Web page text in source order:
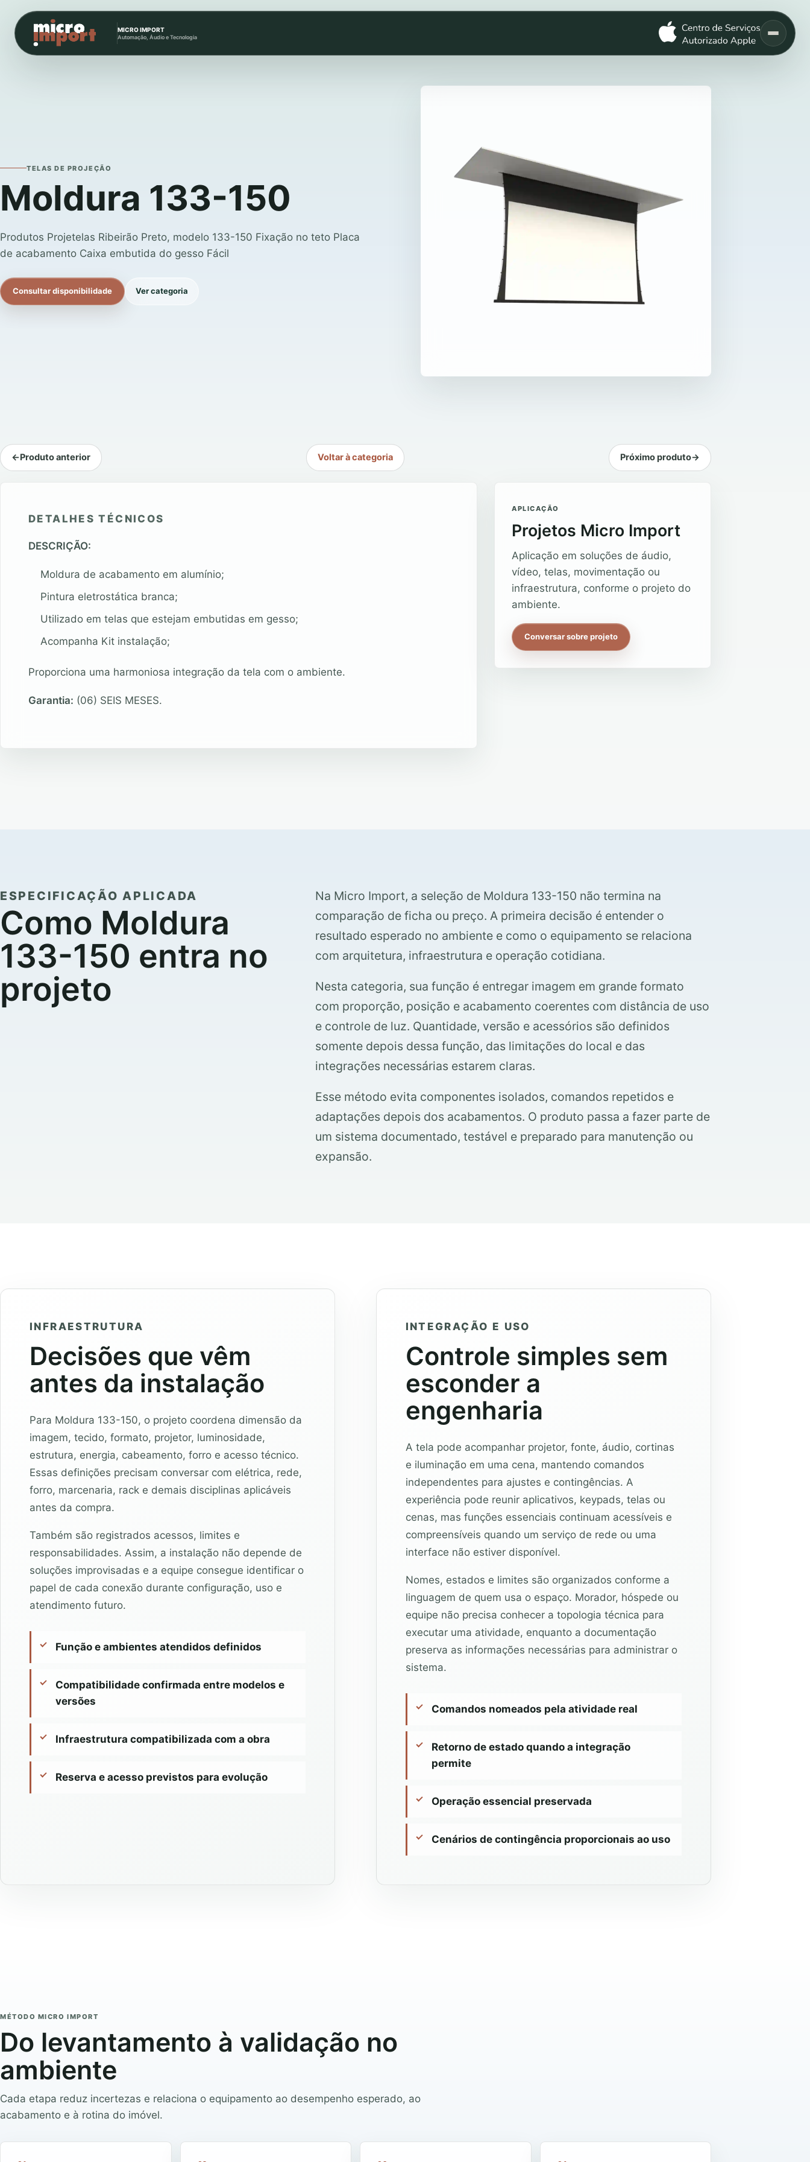
MICRO IMPORT
Automação, Áudio e Tecnologia
TELAS DE PROJEÇÃO
Moldura 133-150
Produtos Projetelas Ribeirão Preto, modelo 133-150 Fixação no teto Placa
de acabamento Caixa embutida do gesso Fácil
Consultar disponibilidade Ver categoria
←Produto anterior Voltar à categoria Próximo produto→
DETALHES TÉCNICOS
DESCRIÇÃO:
Moldura de acabamento em alumínio;
Pintura eletrostática branca;
Utilizado em telas que estejam embutidas em gesso;
Acompanha Kit instalação;
Proporciona uma harmoniosa integração da tela com o ambiente.
Garantia: (06) SEIS MESES.
APLICAÇÃO
Projetos Micro Import
Aplicação em soluções de áudio,
vídeo, telas, movimentação ou
infraestrutura, conforme o projeto do
ambiente.
Conversar sobre projeto
ESPECIFICAÇÃO APLICADA
Como Moldura
133-150 entra no
projeto
Na Micro Import, a seleção de Moldura 133-150 não termina na
comparação de ficha ou preço. A primeira decisão é entender o
resultado esperado no ambiente e como o equipamento se relaciona
com arquitetura, infraestrutura e operação cotidiana.
Nesta categoria, sua função é entregar imagem em grande formato
com proporção, posição e acabamento coerentes com distância de uso
e controle de luz. Quantidade, versão e acessórios são definidos
somente depois dessa função, das limitações do local e das
integrações necessárias estarem claras.
Esse método evita componentes isolados, comandos repetidos e
adaptações depois dos acabamentos. O produto passa a fazer parte de
um sistema documentado, testável e preparado para manutenção ou
expansão.
INFRAESTRUTURA
Decisões que vêm
antes da instalação
Para Moldura 133-150, o projeto coordena dimensão da
imagem, tecido, formato, projetor, luminosidade,
estrutura, energia, cabeamento, forro e acesso técnico.
Essas definições precisam conversar com elétrica, rede,
forro, marcenaria, rack e demais disciplinas aplicáveis
antes da compra.
Também são registrados acessos, limites e
responsabilidades. Assim, a instalação não depende de
soluções improvisadas e a equipe consegue identificar o
papel de cada conexão durante configuração, uso e
atendimento futuro.
Função e ambientes atendidos definidos
Compatibilidade confirmada entre modelos e
versões
Infraestrutura compatibilizada com a obra
Reserva e acesso previstos para evolução
INTEGRAÇÃO E USO
Controle simples sem
esconder a
engenharia
A tela pode acompanhar projetor, fonte, áudio, cortinas
e iluminação em uma cena, mantendo comandos
independentes para ajustes e contingências. A
experiência pode reunir aplicativos, keypads, telas ou
cenas, mas funções essenciais continuam acessíveis e
compreensíveis quando um serviço de rede ou uma
interface não estiver disponível.
Nomes, estados e limites são organizados conforme a
linguagem de quem usa o espaço. Morador, hóspede ou
equipe não precisa conhecer a topologia técnica para
executar uma atividade, enquanto a documentação
preserva as informações necessárias para administrar o
sistema.
Comandos nomeados pela atividade real
Retorno de estado quando a integração
permite
Operação essencial preservada
Cenários de contingência proporcionais ao uso
MÉTODO MICRO IMPORT
Do levantamento à validação no
ambiente
Cada etapa reduz incertezas e relaciona o equipamento ao desempenho esperado, ao
acabamento e à rotina do imóvel.